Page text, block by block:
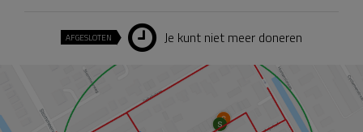
AFGESLOTEN Je kunt niet meer doneren